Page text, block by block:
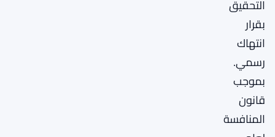
التحقيق
بقرار
انتهاك
رسمي.
بموجب
قانون
المنافسة